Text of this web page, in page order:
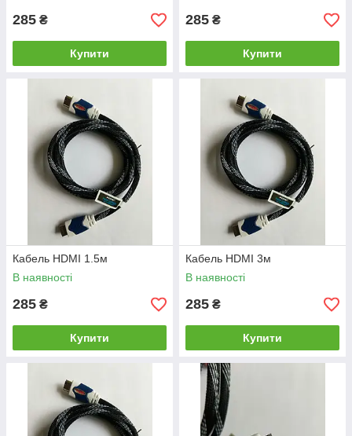
285 ₴
Купити
285 ₴
Купити
Кабель HDMI 1.5м
В наявності
285 ₴
Купити
Кабель HDMI 3м
В наявності
285 ₴
Купити